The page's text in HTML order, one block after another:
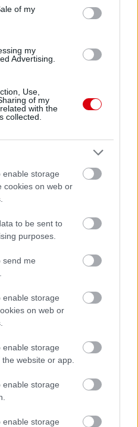
of my
my
Advertising.
Use,
of my
with the
collected.
enable storage
cookies on web or
to be sent to
purposes.
send me
enable storage
on web or
enable storage
website or app.
enable storage
enable storage
08-15 18:00
működését!
TIELEMANSRÓL